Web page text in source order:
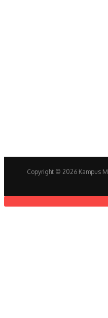
Copyright © 2026 Kampus